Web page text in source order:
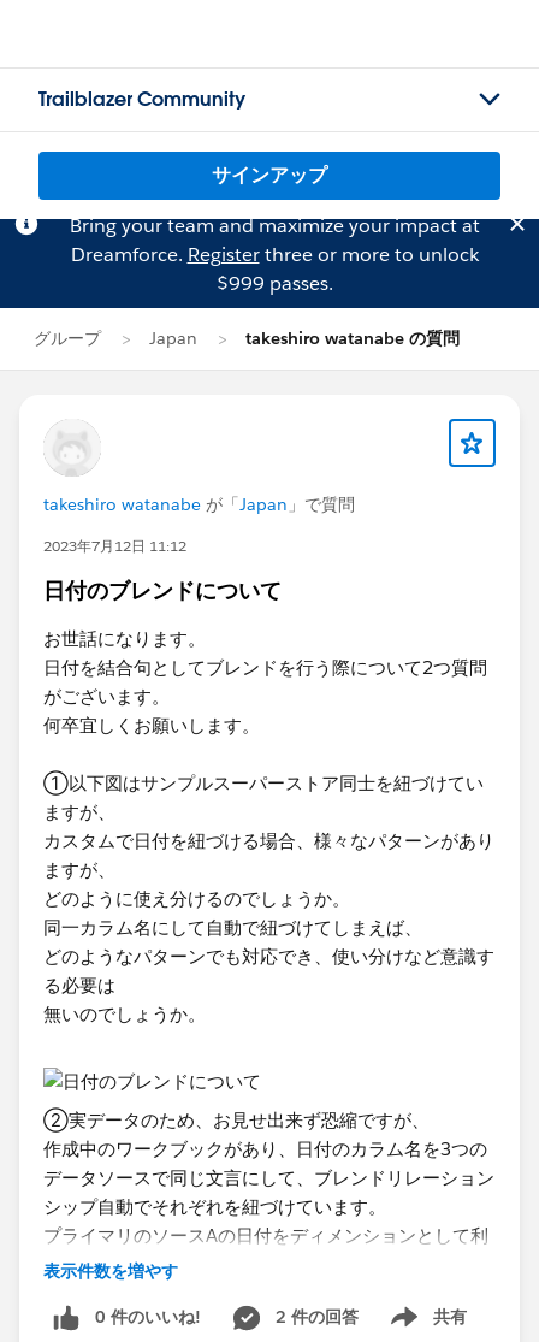
Trailblazer Community
サインアップ
Bring your team and maximize your impact at
Dreamforce. Registerthree or more to unlock
$999 passes.
グループ Japan takeshiro watanabe の質問
takeshiro watanabe が「Japan 」で質問
2023年7月12日 11:12
日付のブレンドについて
お世話になります。
日付を結合句としてブレンドを行う際について2つ質問
がございます。
何卒宜しくお願いします。
①以下図はサンプルスーパーストア同士を紐づけてい
ますが、
カスタムで日付を紐づける場合、様々なパターンがあり
ますが、
どのように使え分けるのでしょうか。
同一カラム名にして自動で紐づけてしまえば、
どのようなパターンでも対応でき、使い分けなど意識す
る必要は
無いのでしょうか。
②実データのため、お見せ出来ず恐縮ですが、
作成中のワークブックがあり、日付のカラム名を3つの
データソースで同じ文言にして、ブレンドリレーション
シップ自動でそれぞれを紐づけています。
プライマリのソースAの日付をディメンションとして利
用し、
うとしているのですが、
表示件数を増やす
0 件のいいね! 2 件の回答 共有
Show menu